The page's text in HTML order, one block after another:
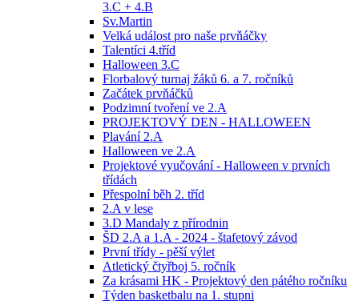
3.C + 4.B
Sv.Martin
Velká událost pro naše prvňáčky
Talentíci 4.tříd
Halloween 3.C
Florbalový turnaj žáků 6. a 7. ročníků
Začátek prvňáčků
Podzimní tvoření ve 2.A
PROJEKTOVÝ DEN - HALLOWEEN
Plavání 2.A
Halloween ve 2.A
Projektové vyučování - Halloween v prvních
třídách
Přespolní běh 2. tříd
2.A v lese
3.D Mandaly z přírodnin
ŠD 2.A a 1.A - 2024 - štafetový závod
První třídy - pěší výlet
Atletický čtyřboj 5. ročník
Za krásami HK - Projektový den pátého ročníku
Týden basketbalu na 1. stupni